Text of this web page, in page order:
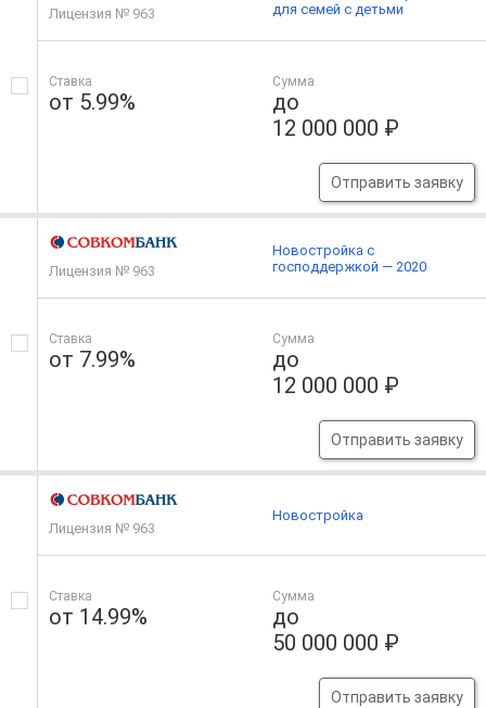
Лицензия № 963
Ставка
от 5.99%
Сумма
до
12 000 000 ₽
Отправить заявку
для семей с детьми
Лицензия № 963
Ставка
от 7.99%
Сумма
до
12 000 000 ₽
Отправить заявку
Новостройка с
господдержкой — 2020
Лицензия № 963
Ставка
от 14.99%
Сумма
до
50 000 000 ₽
Отправить заявку
Новостройка